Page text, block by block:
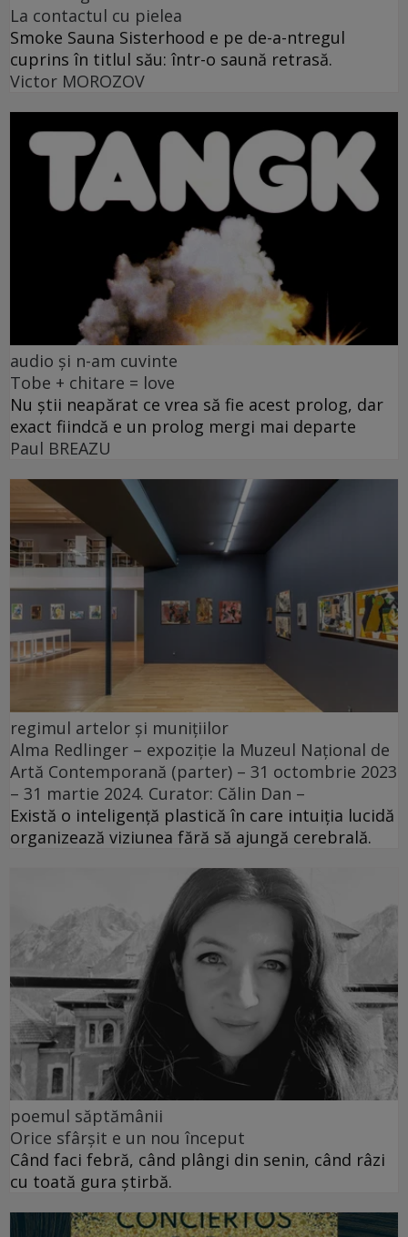
La contactul cu pielea
Smoke Sauna Sisterhood e pe de-a-ntregul
cuprins în titlul său: într-o saună retrasă.
Victor MOROZOV
audio și n-am cuvinte
Tobe + chitare = love
Nu știi neapărat ce vrea să fie acest prolog, dar
exact fiindcă e un prolog mergi mai departe
Paul BREAZU
regimul artelor și munițiilor
Alma Redlinger – expoziție la Muzeul Național de
Artă Contemporană (parter) – 31 octombrie 2023
– 31 martie 2024. Curator: Călin Dan –
Există o inteligență plastică în care intuiția lucidă
organizează viziunea fără să ajungă cerebrală.
poemul săptămânii
Orice sfârșit e un nou început
Când faci febră, când plângi din senin, când râzi
cu toată gura știrbă.